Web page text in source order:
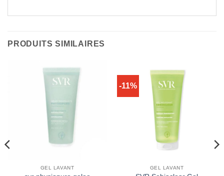
PRODUITS SIMILAIRES
GEL LAVANT
-11%
GEL LAVANT